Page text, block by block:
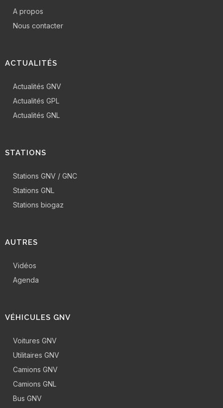
A propos
Nous contacter
ACTUALITÉS
Actualités GNV
Actualités GPL
Actualités GNL
STATIONS
Stations GNV / GNC
Stations GNL
Stations biogaz
AUTRES
Vidéos
Agenda
VÉHICULES GNV
Voitures GNV
Utilitaires GNV
Camions GNV
Camions GNL
Bus GNV